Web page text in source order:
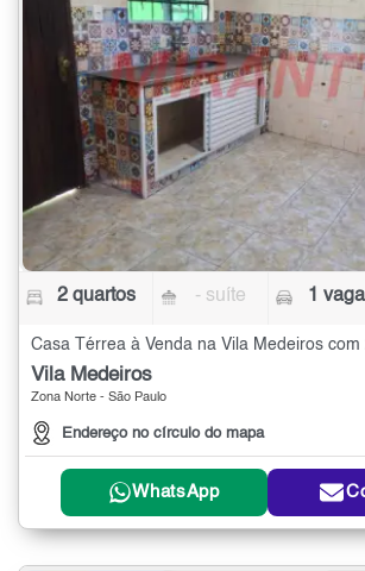
2 quartos - suíte 1 vaga
Casa Térrea à Venda na Vila Medeiros com
Vila Medeiros
Zona Norte - São Paulo
Endereço no círculo do mapa
WhatsApp